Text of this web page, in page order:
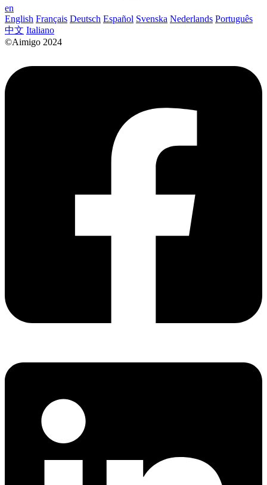
en
English Français Deutsch Español Svenska Nederlands Português
中文 Italiano
©Aimigo 2024